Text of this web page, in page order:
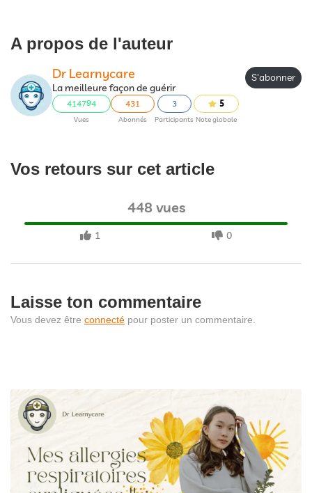
A propos de l'auteur
Dr Learnycare
La meilleure façon de guérir
414794
Vues
431
Abonnés
3
Participants
5
Note globale
S'abonner
Vos retours sur cet article
448 vues
1 0
Laisse ton commentaire
Vous devez être connecté pour poster un commentaire.